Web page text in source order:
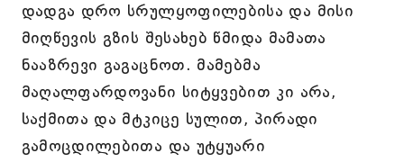
დადგა დრო სრულყოფილებისა და მისი
მიღწევის გზის შესახებ წმიდა მამათა
ნააზრევი გაგაცნოთ. მამებმა
მაღალფარდოვანი სიტყვებით კი არა,
საქმითა და მტკიცე სულით, პირადი
გამოცდილებითა და უტყუარი